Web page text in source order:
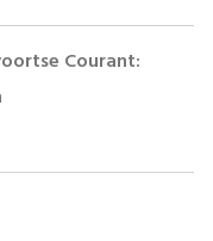
Courant: